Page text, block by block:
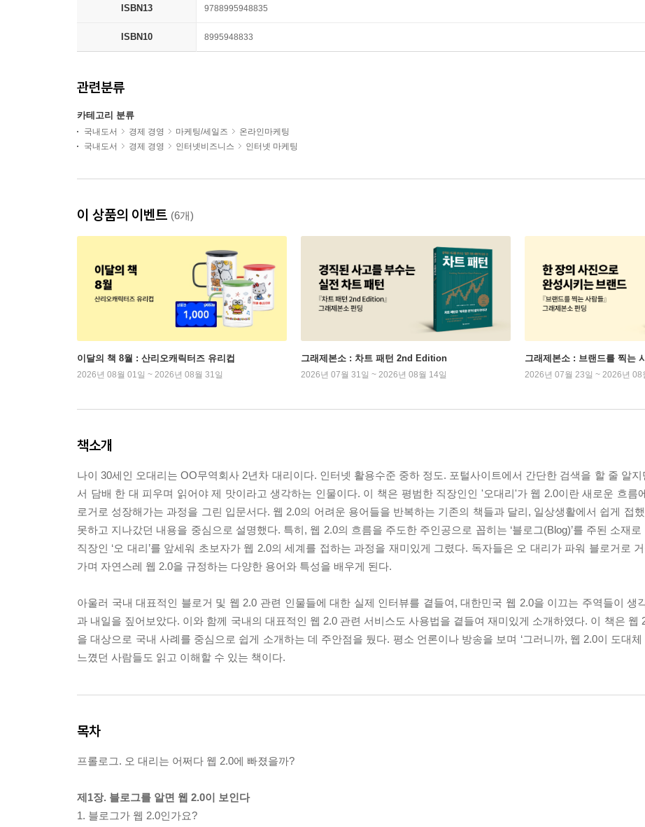
ISBN13 9788995948835
ISBN10 8995948833
관련분류
카테고리 분류
국내도서 경제 경영 마케팅/세일즈
온라인마케팅
국내도서
경제 경영 인터넷비즈니스 인터넷 마케팅
이 상품의 이벤트 (6개)
이달의 책 8월 : 산리오캐릭터즈 유리컵
2026년 08월 01일 ~ 2026년 08월 31일
그래제본소 : 차트 패턴 2nd Edition
2026년 07월 31일 ~ 2026년 08월 14일
그래제본소 : 브랜드를 찍는
2026년 07월 23일 ~ 2026년 08
책소개
나이 30세인 오대리는 OO무역회사 2년차 대리이다. 인터넷 활용수준 중하 정도. 포털사이트에서 간단한 검색을 할 줄 알지
서 담배 한 대 피우며 읽어야 제 맛이라고 생각하는 인물이다. 이 책은 평범한 직장인인 '오대리'가 웹 2.0이란 새로운 흐름
로거로 성장해가는 과정을 그린 입문서다. 웹 2.0의 어려운 용어들을 반복하는 기존의 책들과 달리, 일상생활에서 쉽게 접
못하고 지나갔던 내용을 중심으로 설명했다. 특히, 웹 2.0의 흐름을 주도한 주인공으로 꼽히는 ‘블로그(Blog)’를 주된 소재
직장인 ‘오 대리’를 앞세워 초보자가 웹 2.0의 세계를 접하는 과정을 재미있게 그렸다. 독자들은 오 대리가 파워 블로거로
가며 자연스레 웹 2.0을 규정하는 다양한 용어와 특성을 배우게 된다.
아울러 국내 대표적인 블로거 및 웹 2.0 관련 인물들에 대한 실제 인터뷰를 곁들여, 대한민국 웹 2.0을 이끄는 주역들이 생
과 내일을 짚어보았다. 이와 함께 국내의 대표적인 웹 2.0 관련 서비스도 사용법을 곁들여 재미있게 소개하였다. 이 책은 웹
을 대상으로 국내 사례를 중심으로 쉽게 소개하는 데 주안점을 뒀다. 평소 언론이나 방송을 보며 ‘그러니까, 웹 2.0이 도대체
느꼈던 사람들도 읽고 이해할 수 있는 책이다.
목차
프롤로그. 오 대리는 어쩌다 웹 2.0에 빠졌을까?
제1장. 블로그를 알면 웹 2.0이 보인다
1. 블로그가 웹 2.0인가요?